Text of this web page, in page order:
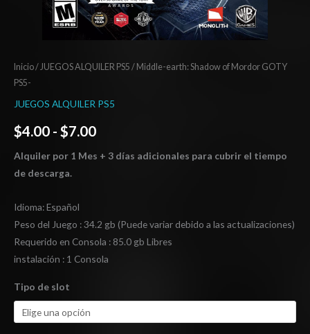
Inicio/ JUEGOS ALQUILER PS5 / Middle-earth: Shadow of Mordor GOTY
PS5-
JUEGOS ALQUILER PS5
$4.00 - $7.00
Alquiler por 1 Mes + 3 días adicionales para cubrir el tiempo
de descarga.
Idioma: Español
Peso del Juego : 34.2 gb (Puede variar debido a las actualizaciones)
Requerido en Consola : 85.0 gb Libres
instalación : 1 Consola
Tipo de slot